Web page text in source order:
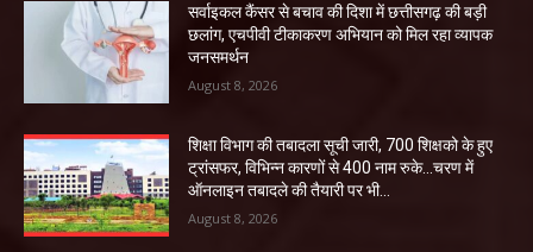
सर्वाइकल कैंसर से बचाव की दिशा में छत्तीसगढ़ की बड़ी
छलांग, एचपीवी टीकाकरण अभियान को मिल रहा व्यापक
जनसमर्थन
August 8, 2026
शिक्षा विभाग की तबादला सूची जारी, 700 शिक्षको के हुए
ट्रांसफर, विभिन्न कारणों से 400 नाम रुके…चरण में
ऑनलाइन तबादले की तैयारी पर भी...
August 8, 2026